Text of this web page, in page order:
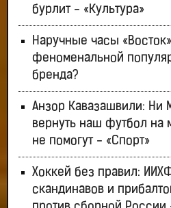
бурлит - «Культура»
Наручные часы
феноменальной
бренда?
Анзор Кавазашвили: Ни
вернуть наш футбол на
не помогут - «Спорт»
Хоккей без правил:
скандинавов и